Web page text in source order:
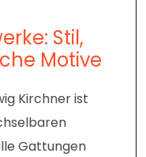
Stil,
Motive
Kirchner ist
Gattungen